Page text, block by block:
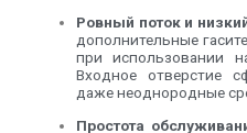
Ровный поток и
дополнительные
при использовании
Входное отверстие
даже неоднородные
Простота